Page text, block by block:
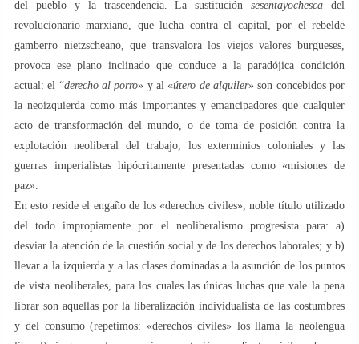
del pueblo y la trascendencia. La sustituciónsesentayochesca del
revolucionario marxiano, que lucha contra el capital, por el rebelde
gamberro nietzscheano, que transvalora los viejos valores burgueses,
provoca ese plano inclinado que conduce a la paradójica condición
actual: el “derecho al porro» y al «útero de alquiler» son concebidos por
la neoizquierda como más importantes y emancipadores que cualquier
acto de transformación del mundo, o de toma de posición contra la
explotación neoliberal del trabajo, los exterminios coloniales y las
guerras imperialistas hipócritamente presentadas como «misiones de
paz».
En esto reside el engaño de los «derechos civiles», noble título utilizado
del todo impropiamente por el neoliberalismo progresista para: a)
desviar la atención de la cuestión social y de los derechos laborales; y b)
llevar a la izquierda y a las clases dominadas a la asunción de los puntos
de vista neoliberales, para los cuales las únicas luchas que vale la pena
librar son aquellas por la liberalización individualista de las costumbres
y del consumo (repetimos: «derechos civiles» los llama la neolengua